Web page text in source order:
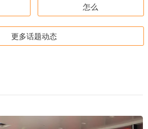
怎么
更多话题动态